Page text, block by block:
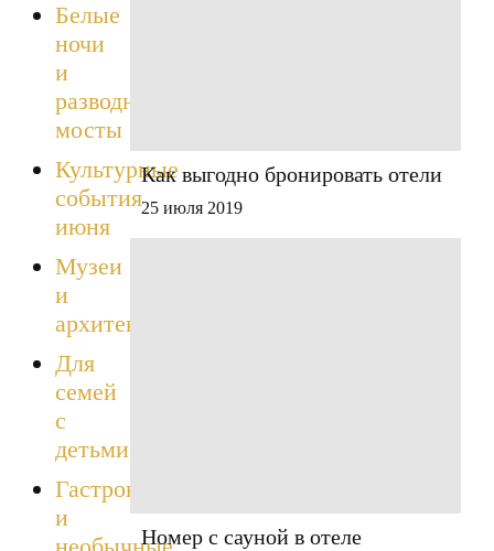
Белые
ночи
и
разводные
мосты
Культурные
события
июня
Музеи
и
архитектура
Для
семей
с
детьми
Гастрономия
и
Как выгодно бронировать отели
25 июля 2019
Номер с сауной в отеле